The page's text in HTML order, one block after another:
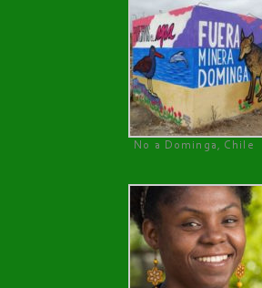
No a Dominga, Chile